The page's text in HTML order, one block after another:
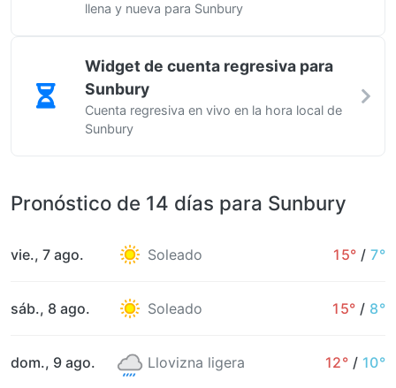
llena y nueva para Sunbury
Widget de cuenta regresiva para
Sunbury
Cuenta regresiva en vivo en la hora local de
Sunbury
Pronóstico de 14 días para Sunbury
vie., 7 ago. Soleado 15° / 7°
sáb., 8 ago. Soleado 15° / 8°
dom., 9 ago. Llovizna ligera 12° / 10°